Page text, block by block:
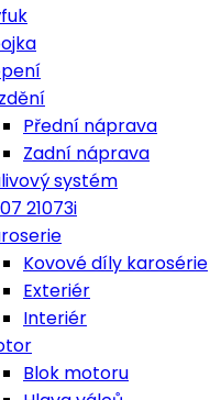
Přední náprava
Zadní náprava
systém
21073i
Kovové díly karosérie
Exteriér
Interiér
Blok motoru